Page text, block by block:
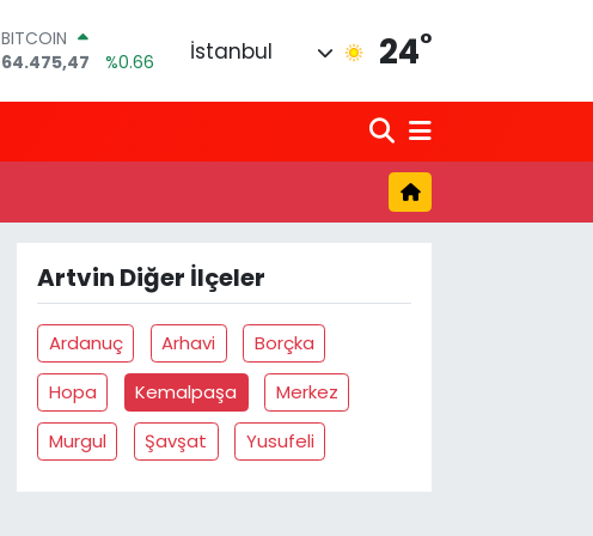
BITCOIN
64.475,47
%0.66
55,1336
%0.18
GRAM ALTIN
BİST100
13.703
%0
İstanbul 24°
Artvin Diğer İlçeler
Ardanuç Arhavi
Borçka
Hopa
Kemalpaşa
Merkez
Murgul
Şavşat Yusufeli